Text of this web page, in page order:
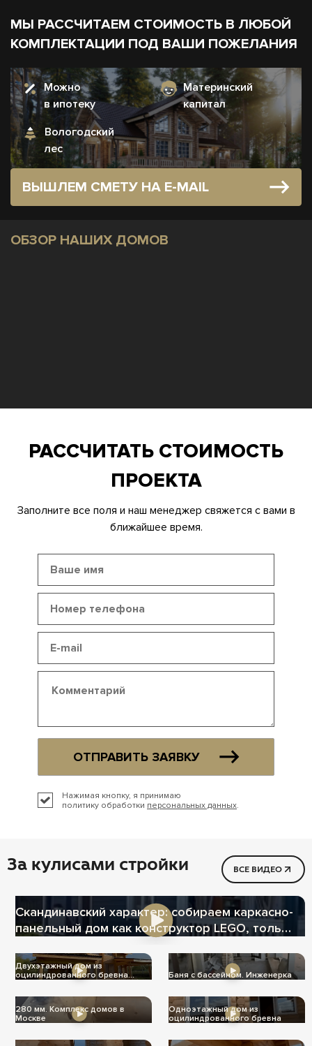
МЫ РАССЧИТАЕМ СТОИМОСТЬ В ЛЮБОЙ
КОМПЛЕКТАЦИИ ПОД ВАШИ ПОЖЕЛАНИЯ
Можно
в ипотеку
Материнский
капитал
Вологодский
лес
ВЫШЛЕМ СМЕТУ НА E-MAIL
ОБЗОР НАШИХ ДОМОВ
РАССЧИТАТЬ СТОИМОСТЬ
ПРОЕКТА
Заполните все поля и наш менеджер свяжется с вами в
ближайшее время.
ОТПРАВИТЬ ЗАЯВКУ
Нажимая кнопку, я принимаю
политику обработки персональных данных.
За кулисами стройки ВСЕ ВИДЕО
Скандинавский характер: собираем каркасно-
панельный дом как конструктор LEGO, только
Двухэтажный дом из
оцилиндрованного бревна
Баня с бассейном. Инженерка
280 мм. Комплекс домов в
Москве
Одноэтажный дом из
оцилиндрованного бревна